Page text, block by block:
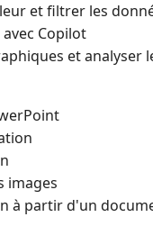
et filtrer les
Copilot
et analyser
images
à partir d'un